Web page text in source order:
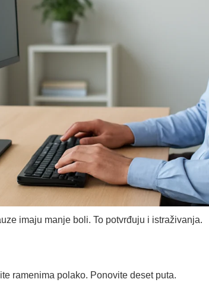
imaju manje boli. To potvrđuju i istraživanja.
ramenima polako. Ponovite deset puta.